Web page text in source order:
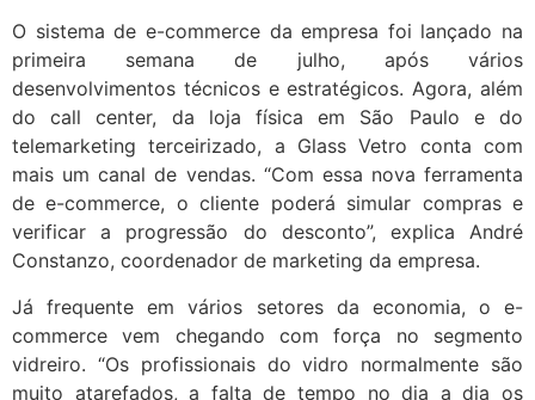
O sistema de e-commerce da empresa foi lançado na
primeira semana de julho, após vários
desenvolvimentos técnicos e estratégicos. Agora, além
do call center, da loja física em São Paulo e do
telemarketing terceirizado, a Glass Vetro conta com
mais um canal de vendas. “Com essa nova ferramenta
de e-commerce, o cliente poderá simular compras e
verificar a progressão do desconto”, explica André
Constanzo, coordenador de marketing da empresa.
Já frequente em vários setores da economia, o e-
commerce vem chegando com força no segmento
vidreiro. “Os profissionais do vidro normalmente são
muito atarefados, a falta de tempo no dia a dia os